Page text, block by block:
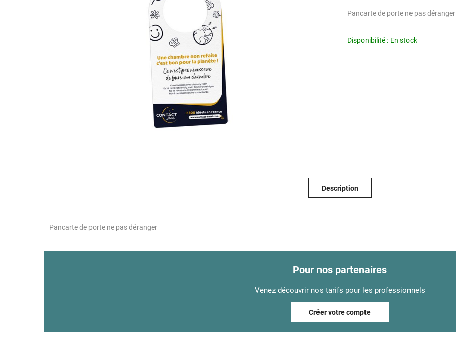
Pancarte de porte ne pas déranger
Disponibilité : En stock
Description
Pancarte de porte ne pas déranger
Pour nos partenaires
Venez découvrir nos tarifs pour les professionnels
Créer votre compte